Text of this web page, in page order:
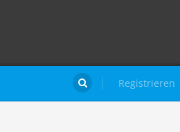
Registrieren
